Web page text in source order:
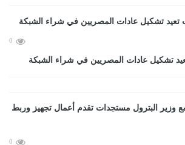
0
تشكيل عادات المصريين في شراء الشبكة
0